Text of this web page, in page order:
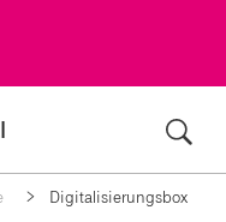
Digitalisierungsbox